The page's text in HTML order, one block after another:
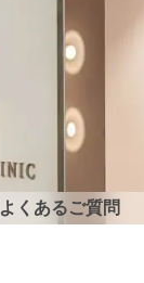
よくあるご質問